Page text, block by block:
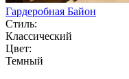
Гардеробная Байон
Стиль:
Классический
Цвет:
Темный